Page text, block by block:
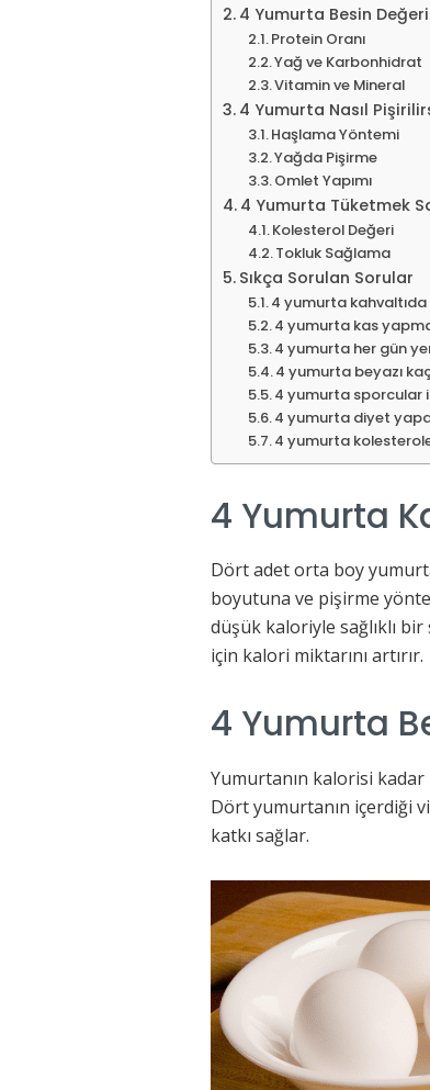
4 Yumurta Besin
Protein Oranı
Yağ ve Karbonhidrat
Vitamin ve Mineral
4 Yumurta Nasıl
Haşlama Yöntemi
Yağda Pişirme
Omlet Yapımı
4 Yumurta Tüketmek
Kolesterol Değeri
Tokluk Sağlama
Sıkça Sorulan Sorular
4 yumurta kahvaltıda
4 yumurta kas
4 yumurta her gün
4 yumurta beyazı
4 yumurta sporcular
4 yumurta diyet
4 yumurta kolesterole
4 Yumurta
Dört adet orta boy
boyutuna ve pişirme
düşük kaloriyle sağlıklı
için kalori miktarını artırır.
4 Yumurta
Yumurtanın kalorisi kadar
Dört yumurtanın içerdiği
katkı sağlar.